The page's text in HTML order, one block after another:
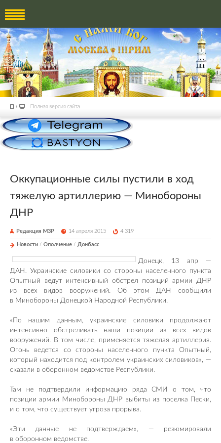
Полная версия сайта
Оккупационные силы пустили в ход
тяжелую артиллерию — Минобороны
ДНР
Редакция М3Р 14 апреля 2015 4 319
Новости / Ополчение / Донбасс
Донецк, 13 апр —
ДАН. Украинские силовики со стороны населенного пункта
Опытный ведут интенсивный обстрел позиций армии ДНР
из всех видов вооружений. Об этом ДАН сообщили
в Минобороны Донецкой Народной Республики.
«По нашим данным, украинские силовики продолжают
интенсивно обстреливать наши позиции из всех видов
вооружений. В том числе, применяется тяжелая артиллерия.
Огонь ведется со стороны населенного пункта Опытный,
который находится под контролем украинских силовиков», —
сказали в оборонном ведомстве Республики.
Там не подтвердили информацию ряда СМИ о том, что
позиции армии Минобороны ДНР выбиты из поселка Пески,
и о том, что существует угроза прорыва.
«Эти данные не подтверждаем», — резюмировали
в оборонном ведомстве.